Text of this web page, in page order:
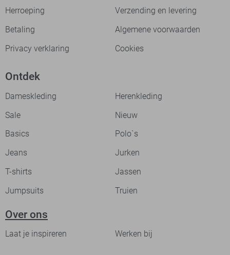
Herroeping
Verzending en levering
Betaling
Algemene voorwaarden
Privacy verklaring
Cookies
Ontdek
Dameskleding
Herenkleding
Sale
Nieuw
Basics
Polo`s
Jeans
Jurken
T-shirts
Jassen
Jumpsuits
Truien
Over ons
Laat je inspireren Werken bij